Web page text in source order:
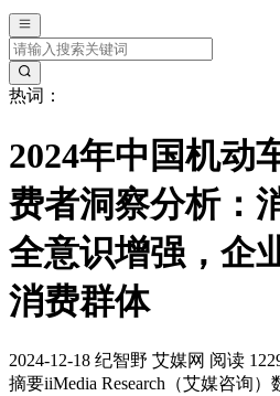
热词：
2024年中国机动
费者洞察分析：
全意识增强，企
消费群体
2024-12-18 纪智野 艾媒网 阅读
摘要iiMedia Research（艾媒咨询